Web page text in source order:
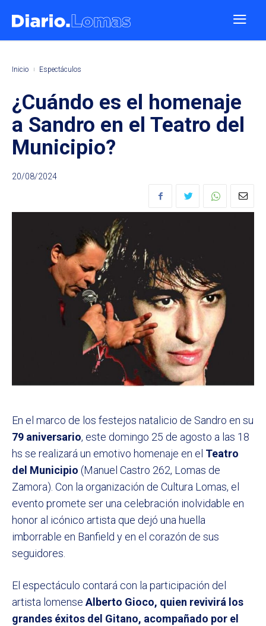
Inicio Espectáculos
¿Cuándo es el homenaje
a Sandro en el Teatro del
Municipio?
20/08/2024
En el marco de los festejos natalicio de Sandro en su
79 aniversario, este domingo 25 de agosto a las 18
hs se realizará un emotivo homenaje en el Teatro
del Municipio (Manuel Castro 262, Lomas de
Zamora). Con la organización de Cultura Lomas, el
evento promete ser una celebración inolvidable en
honor al icónico artista que dejó una huella
imborrable en Banfield y en el corazón de sus
seguidores.
El espectáculo contará con la participación del
artista lomense Alberto Gioco, quien revivirá los
grandes éxitos del Gitano, acompañado por el